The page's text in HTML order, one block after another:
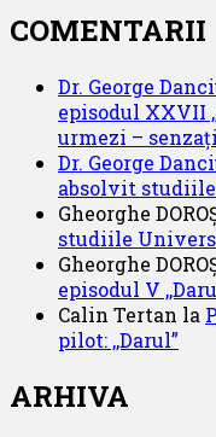
COMENTARII
Dr. George
episodul XXVII
urmezi –
Dr. George
absolvit
Gheorghe
studiile
Gheorghe
episodul V
Calin Tertan la
pilot: ,,Darul”
ARHIVA